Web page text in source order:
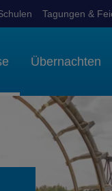
Tagungen &
Übernachten